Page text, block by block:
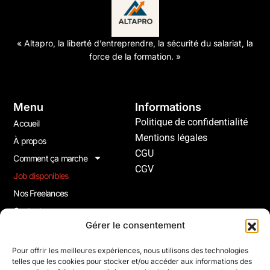
Gérer le consentement
Pour offrir les meilleures expériences, nous utilisons des technologies
telles que les cookies pour stocker et/ou accéder aux informations des
« Altapro, la liberté d’entreprendre, la sécurité du salariat, la
force de la formation. »
Menu
Accueil
À propos
Comment ça marche
Job disponibles
Nos Freelances
Contact
Informations
Politique de confidentialité
Mentions légales
CGU
CGV
Joindre La Newsletter
Inscrivez-vous à notre newsletter pour recevoir gratuitement